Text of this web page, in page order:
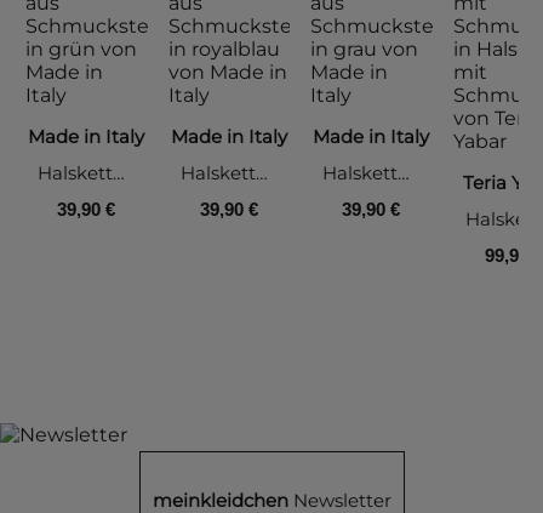
Made in Italy
Halskette aus Schmucksteinen, grün
39,90 €
Made in Italy
Halskette aus Schmucksteinen, royalblau
39,90 €
Made in Italy
Halskette aus Schmucksteinen, grau
39,90 €
Teria
99,90 €
meinkleidchenNewsletter